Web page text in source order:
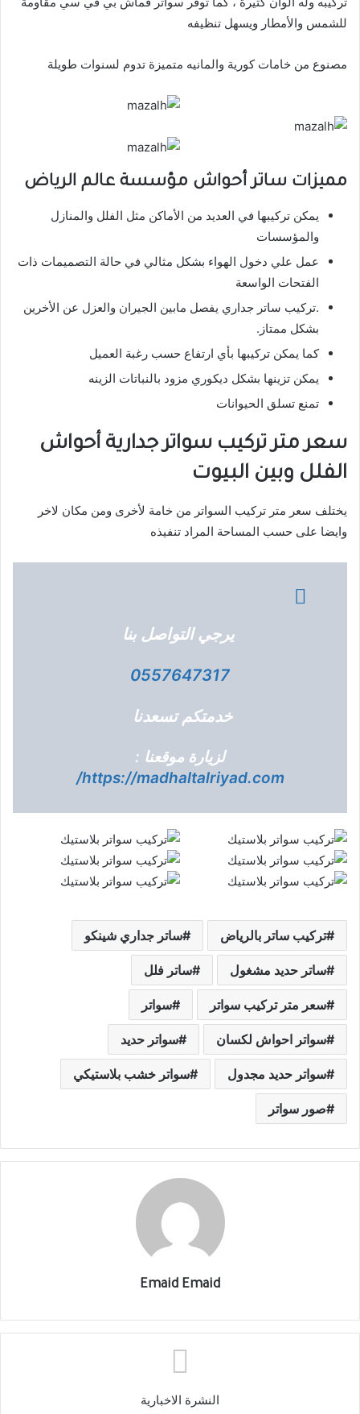
للشمس والأمطار ويسهل تنظيفه
مصنوع من خامات كورية والمانيه متميزة تدوم لسنوات طويلة
مميزات ساتر أحواش مؤسسة عالم الرياض
يمكن تركيبها في العديد من الأماكن مثل الفلل والمنازل
والمؤسسات
عمل علي دخول الهواء بشكل مثالي في حالة التصميمات ذات
الفتحات الواسعة
.تركيب ساتر جداري يفصل مابين الجيران والعزل عن الأخرين
بشكل ممتاز.
كما يمكن تركيبها بأي ارتفاع حسب رغبة العميل
يمكن تزينها بشكل ديكوري مزود بالنباتات الزينه
تمنع تسلق الحيوانات
سعر متر تركيب سواتر جدارية أحواش
الفلل وبين البيوت
يختلف سعر متر تركيب السواتر من خامة لأخرى ومن مكان لاخر
وايضا على حسب المساحة المراد تنفيذه
يرجي التواصل بنا
0557647317
خدمتكم تسعدنا
لزيارة موقعنا :
https://madhaltalriyad.com/
تركيب ساتر بالرياض ساتر جداري شينكو
ساتر حديد مشغول ساتر فلل
سعر متر تركيب سواتر سواتر
سواتر احواش لكسان سواتر حديد
سواتر حديد مجدول سواتر خشب بلاستيكي
صور سواتر
Emaid Emaid
النشرة الاخبارية